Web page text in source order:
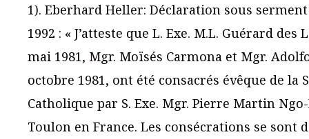
1). Eberhard Heller: Déclaration sous
1992 : « J’atteste que L. Exe. M.L. Guérard des
mai 1981, Mgr. Moïsés Carmona et Mgr.
octobre 1981, ont été consacrés évêque de la
Catholique par S. Exe. Mgr. Pierre Martin
Toulon en France. Les consécrations se sont